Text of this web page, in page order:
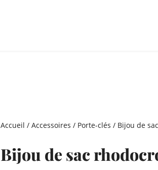
Accueil / Accessoires / Porte-clés / Bijou de
Bijou de sac